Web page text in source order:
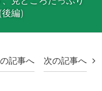
編)
記事へ 次の記事へ